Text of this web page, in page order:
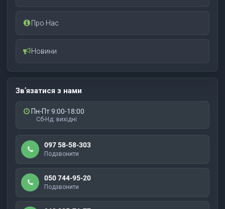
Про Нас
Новини
Зв’язатися з нами
Пн-Пт 9:00-18:00
Сб-Нд: вихідні
097 58-58-303
Подзвонити
050 744-95-20
Подзвонити